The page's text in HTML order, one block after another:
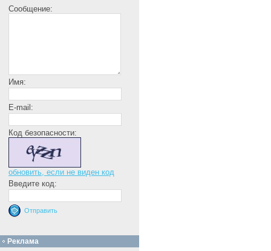
Сообщение:
Имя:
E-mail:
Код безопасности:
обновить, если не виден код
Введите код:
Реклама